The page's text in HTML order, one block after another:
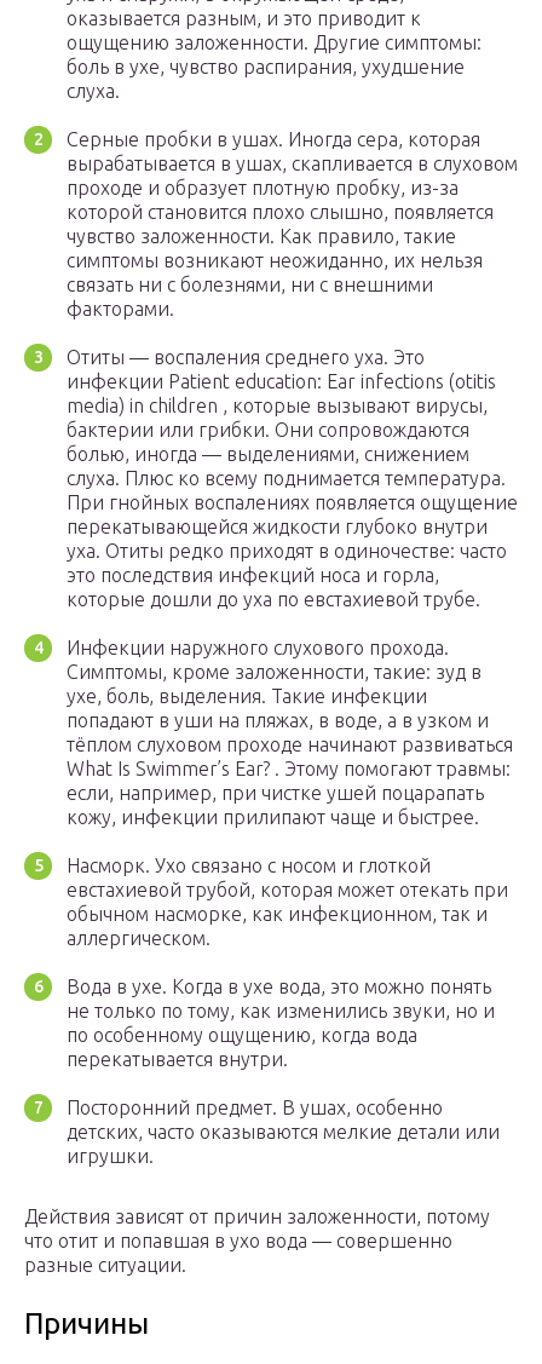
оказывается разным, и это приводит к
ощущению заложенности. Другие симптомы:
боль в ухе, чувство распирания, ухудшение
слуха.
Серные пробки в ушах. Иногда сера, которая
вырабатывается в ушах, скапливается в слуховом
проходе и образует плотную пробку, из-за
которой становится плохо слышно, появляется
чувство заложенности. Как правило, такие
симптомы возникают неожиданно, их нельзя
связать ни с болезнями, ни с внешними
факторами.
Отиты — воспаления среднего уха. Это
инфекции Patient education: Ear infections (otitis
media) in children , которые вызывают вирусы,
бактерии или грибки. Они сопровождаются
болью, иногда — выделениями, снижением
слуха. Плюс ко всему поднимается температура.
При гнойных воспалениях появляется ощущение
перекатывающейся жидкости глубоко внутри
уха. Отиты редко приходят в одиночестве: часто
это последствия инфекций носа и горла,
которые дошли до уха по евстахиевой трубе.
Инфекции наружного слухового прохода.
Симптомы, кроме заложенности, такие: зуд в
ухе, боль, выделения. Такие инфекции
попадают в уши на пляжах, в воде, а в узком и
тёплом слуховом проходе начинают развиваться
What Is Swimmer’s Ear? . Этому помогают травмы:
если, например, при чистке ушей поцарапать
кожу, инфекции прилипают чаще и быстрее.
Насморк. Ухо связано с носом и глоткой
евстахиевой трубой, которая может отекать при
обычном насморке, как инфекционном, так и
аллергическом.
Вода в ухе. Когда в ухе вода, это можно понять
не только по тому, как изменились звуки, но и
по особенному ощущению, когда вода
перекатывается внутри.
Посторонний предмет. В ушах, особенно
детских, часто оказываются мелкие детали или
игрушки.
Действия зависят от причин заложенности, потому
что отит и попавшая в ухо вода — совершенно
разные ситуации.
Причины